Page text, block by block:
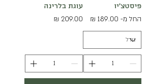
פיסטצ'יו
החל מ-
מחיר מבצע
עוגת בלרינה
מחיר